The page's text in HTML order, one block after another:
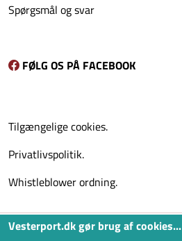
Spørgsmål og svar
FØLG OS PÅ FACEBOOK
Tilgængelige cookies.
Privatlivspolitik.
Whistleblower ordning.
Vesterport.dk gør brug af cookies...